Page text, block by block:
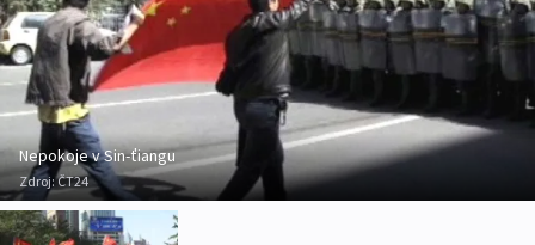
Nepokoje v Sin-ťiangu
Zdroj:ČT24